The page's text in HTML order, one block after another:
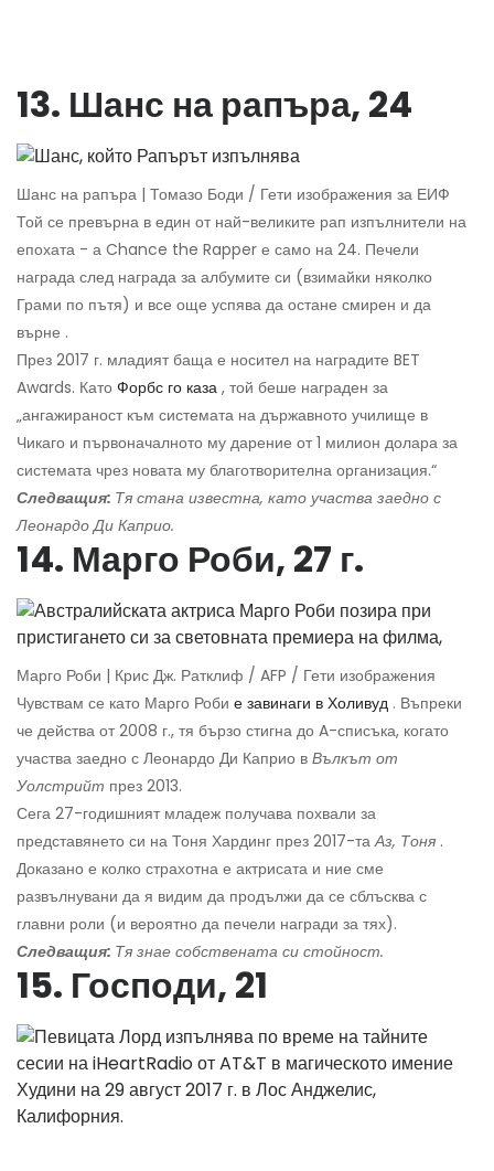
13. Шанс на рапъра, 24
Шанс на рапъра | Томазо Боди / Гети изображения за ЕИФ
Той се превърна в един от най-великите рап изпълнители на
епохата - а Chance the Rapper е само на 24. Печели
награда след награда за албумите си (взимайки няколко
Грами по пътя) и все още успява да остане смирен и да
върне .
През 2017 г. младият баща е носител на наградите BET
Awards. Като Форбс го каза , той беше награден за
„ангажираност към системата на държавното училище в
Чикаго и първоначалното му дарение от 1 милион долара за
системата чрез новата му благотворителна организация.“
Следващия: Тя стана известна, като участва заедно с
Леонардо Ди Каприо.
14. Марго Роби, 27 г.
Марго Роби | Крис Дж. Ратклиф / AFP / Гети изображения
Чувствам се като Марго Роби е завинаги в Холивуд . Въпреки
че действа от 2008 г., тя бързо стигна до A-списъка, когато
участва заедно с Леонардо Ди Каприо в Вълкът от
Уолстрийт през 2013.
Сега 27-годишният младеж получава похвали за
представянето си на Тоня Хардинг през 2017-таАз, Тоня .
Доказано е колко страхотна е актрисата и ние сме
развълнувани да я видим да продължи да се сблъсква с
главни роли (и вероятно да печели награди за тях).
Следващия: Тя знае собствената си стойност.
15. Господи, 21